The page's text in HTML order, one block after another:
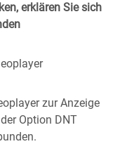
Gegenwart
Vergleich mit
erklären Sie sich
zur Anzeige
Option DNT